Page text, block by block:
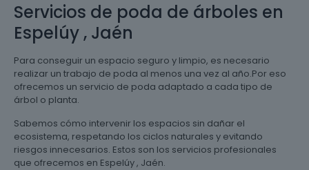
Servicios de poda de árboles en
Espelúy , Jaén
Para conseguir un espacio seguro y limpio, es necesario
realizar un trabajo de poda al menos una vez al año.Por eso
ofrecemos un servicio de poda adaptado a cada tipo de
árbol o planta.
Sabemos cómo intervenir los espacios sin dañar el
ecosistema, respetando los ciclos naturales y evitando
riesgos innecesarios. Estos son los servicios profesionales
que ofrecemos en Espelúy , Jaén.